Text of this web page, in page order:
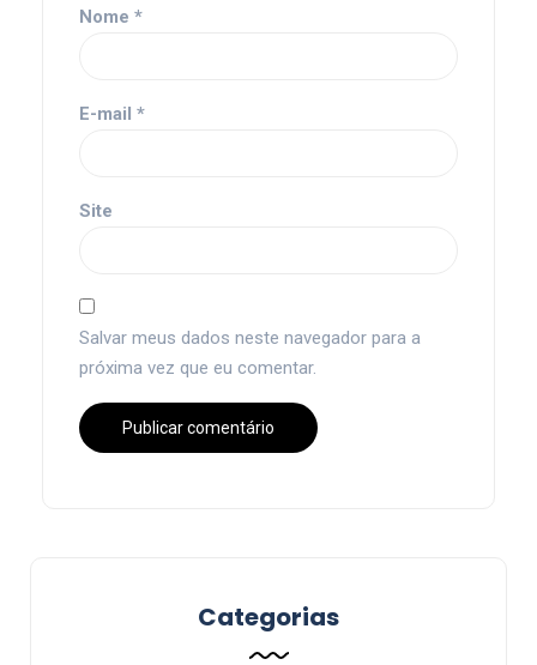
Nome *
E-mail *
Site
Salvar meus dados neste navegador para a
próxima vez que eu comentar.
Categorias